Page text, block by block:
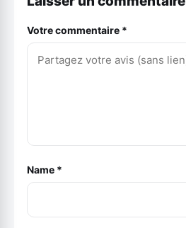
Votre commentaire *
Name *